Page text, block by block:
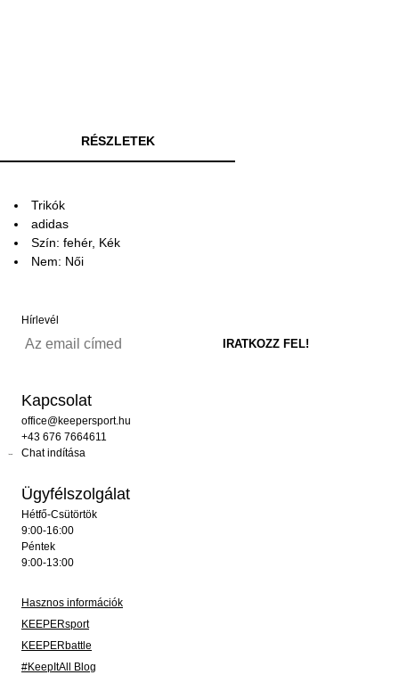
RÉSZLETEK
Trikók
adidas
Szín: fehér, Kék
Nem: Női
Hírlevél
Kapcsolat
office@keepersport.hu
+43 676 7664611
Chat indítása
Ügyfélszolgálat
Hétfő-Csütörtök
9:00-16:00
Péntek
9:00-13:00
Hasznos információk
KEEPERsport
KEEPERbattle
#KeepItAll Blog